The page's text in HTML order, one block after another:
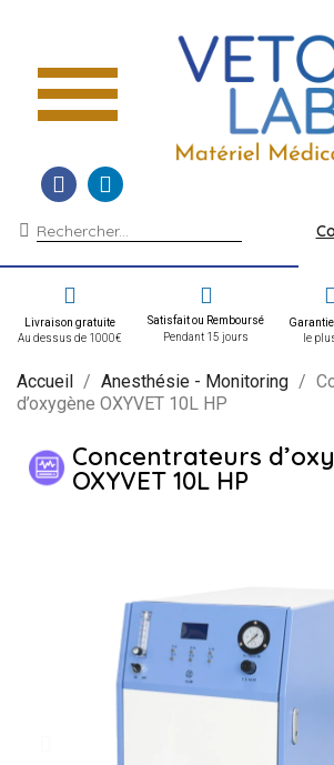
Livraison gratuite
Au dessus de 1000€
Satisfait ou Remboursé
Pendant 15 jours
le
Accueil Anesthésie - Monitoring
d’oxygène OXYVET 10L HP
Concentrateurs
OXYVET 10L HP